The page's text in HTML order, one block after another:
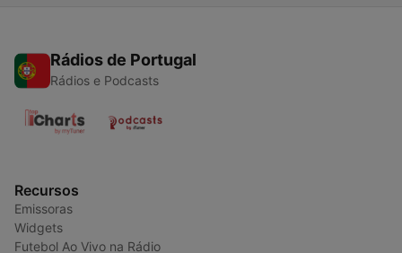
Rádios de Portugal
Rádios e Podcasts
Recursos
Emissoras
Widgets
Futebol Ao Vivo na Rádio